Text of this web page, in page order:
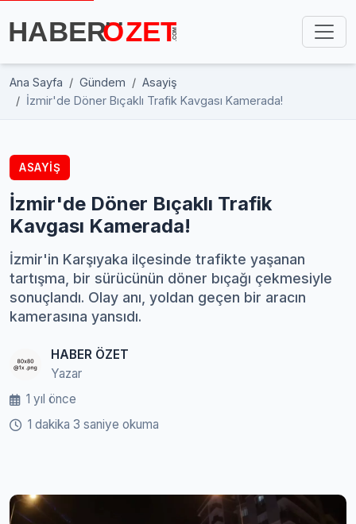
Ana Sayfa Gündem
Asayiş
İzmir'de Döner Bıçaklı Trafik Kavgası Kamerada!
ASAYIŞ
İzmir'de Döner Bıçaklı Trafik
Kavgası Kamerada!
İzmir'in Karşıyaka ilçesinde trafikte yaşanan
tartışma, bir sürücünün döner bıçağı çekmesiyle
sonuçlandı. Olay anı, yoldan geçen bir aracın
kamerasına yansıdı.
HABER ÖZET
Yazar
1 yıl önce
1 dakika 3 saniye okuma